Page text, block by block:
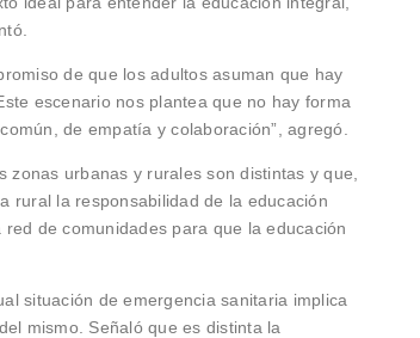
de que los adultos asuman que hay
escenario nos plantea que no hay forma
de empatía y colaboración”, agregó.
urbanas y rurales son distintas y que,
rural la responsabilidad de la educación
de comunidades para que la educación
situación de emergencia sanitaria implica
mismo. Señaló que es distinta la